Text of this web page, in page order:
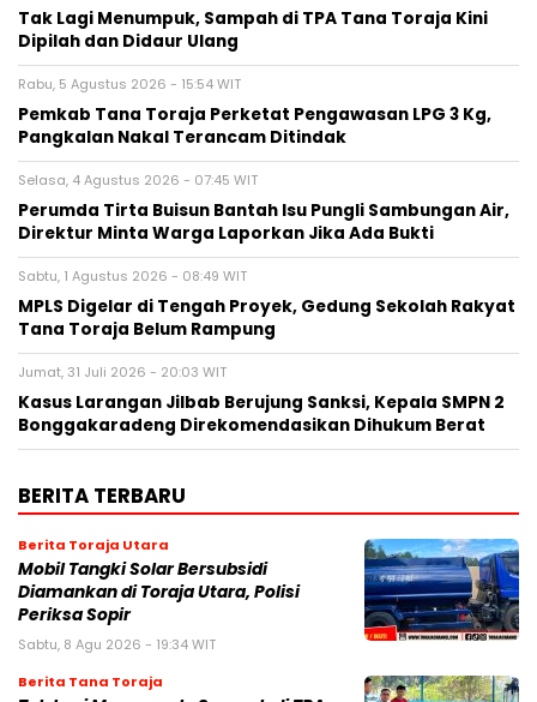
Tak Lagi Menumpuk, Sampah di TPA Tana Toraja Kini
Dipilah dan Didaur Ulang
Rabu, 5 Agustus 2026 - 15:54 WIT
Pemkab Tana Toraja Perketat Pengawasan LPG 3 Kg,
Pangkalan Nakal Terancam Ditindak
Selasa, 4 Agustus 2026 - 07:45 WIT
Perumda Tirta Buisun Bantah Isu Pungli Sambungan Air,
Direktur Minta Warga Laporkan Jika Ada Bukti
Sabtu, 1 Agustus 2026 - 08:49 WIT
MPLS Digelar di Tengah Proyek, Gedung Sekolah Rakyat
Tana Toraja Belum Rampung
Jumat, 31 Juli 2026 - 20:03 WIT
Kasus Larangan Jilbab Berujung Sanksi, Kepala SMPN 2
Bonggakaradeng Direkomendasikan Dihukum Berat
BERITA TERBARU
Berita Toraja Utara
Mobil Tangki Solar Bersubsidi
Diamankan di Toraja Utara, Polisi
Periksa Sopir
Sabtu, 8 Agu 2026 - 19:34 WIT
Berita Tana Toraja